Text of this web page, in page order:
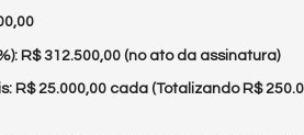
R$ 312.500,00 (no ato da assinatura)
R$ 25.000,00 cada (Totalizando R$